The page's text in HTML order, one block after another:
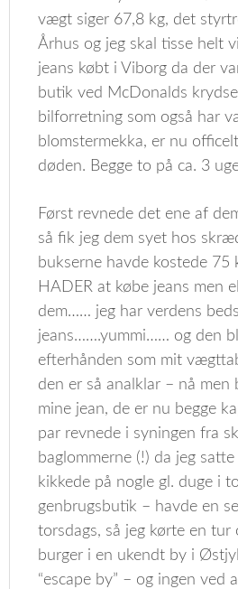
vægt siger 67,8 kg, det
Århus og jeg skal tisse helt
jeans købt i Viborg da der
butik ved McDonalds
bilforretning som også har
blomstermekka, er nu
døden. Begge to på ca. 3
Først revnede det ene af
så fik jeg dem syet hos
bukserne havde kostede 75
HADER at købe jeans men
dem…… jeg har verdens
jeans…….yummi…… og den
efterhånden som mit
den er så analklar – nå men
mine jean, de er nu begge
par revnede i syningen fra
baglommerne (!) da jeg
kikkede på nogle gl. duge i
genbrugsbutik – havde en
torsdags, så jeg kørte en tur
burger i en ukendt by i
“escape by” – og ingen ved